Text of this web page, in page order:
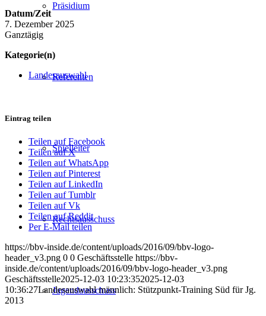
Präsidium
Referenten
Spielleiter
Rechtsausschuss
Jugendausschuss
Datum/Zeit
7. Dezember 2025
Ganztägig
Kategorie(n)
Landesauswahl
Eintrag teilen
Teilen auf Facebook
Teilen auf X
Teilen auf WhatsApp
Teilen auf Pinterest
Teilen auf LinkedIn
Teilen auf Tumblr
Teilen auf Vk
Teilen auf Reddit
Per E-Mail teilen
https://bbv-inside.de/content/uploads/2016/09/bbv-logo-
header_v3.png 0 0 Geschäftsstelle https://bbv-
inside.de/content/uploads/2016/09/bbv-logo-header_v3.png
Geschäftsstelle2025-12-03 10:23:352025-12-03
10:36:27Landesauswahl männlich: Stützpunkt-Training Süd für Jg.
2013